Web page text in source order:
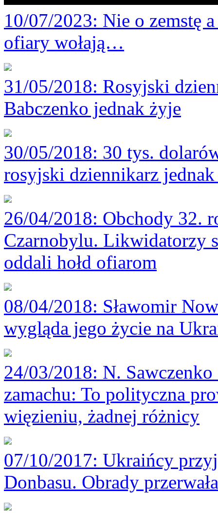
10/07/2023: Nie o zemstę
ofiary wołają…
31/05/2018: Rosyjski
Babczenko jednak żyje
30/05/2018: 30 tys.
rosyjski dziennikarz
26/04/2018: Obchody 32.
Czarnobylu. Likwidatorzy
oddali hołd ofiarom
08/04/2018: Sławomir
wygląda jego życie na
24/03/2018: N.
zamachu: To polityczna
więzieniu, żadnej różnicy
07/10/2017: Ukraińcy
Donbasu. Obrady